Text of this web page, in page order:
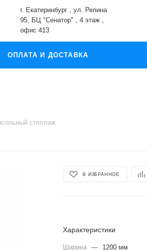
г. Екатеринбург , ул. Репина
95, БЦ "Сенатор" , 4 этаж ,
офис 413
ОПЛАТА И ДОСТАВКА
стеллаж
В ИЗБРАННОЕ
Характеристики
Ширина —
1200 мм